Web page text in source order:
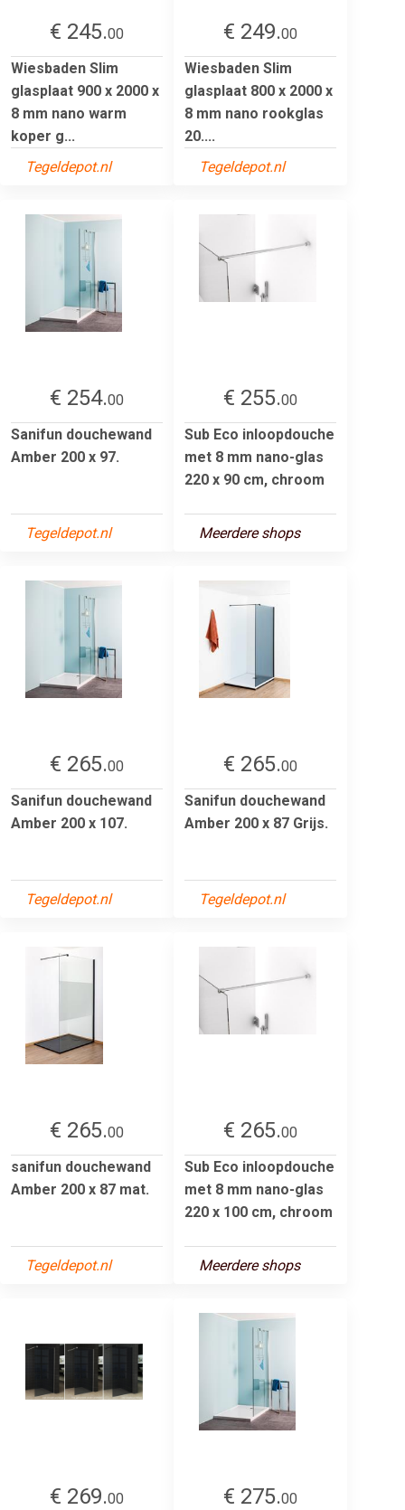
€ 245.00
Wiesbaden Slim
glasplaat 900 x 2000 x
8 mm nano warm
koper g...
Tegeldepot.nl
€ 249.00
Wiesbaden Slim
glasplaat 800 x 2000 x
8 mm nano rookglas
20....
Tegeldepot.nl
€ 254.00
Sanifun douchewand
Amber 200 x 97.
Tegeldepot.nl
€ 255.00
Sub Eco inloopdouche
met 8 mm nano-glas
220 x 90 cm, chroom
Meerdere shops
€ 265.00
Sanifun douchewand
Amber 200 x 107.
Tegeldepot.nl
€ 265.00
Sanifun douchewand
Amber 200 x 87 Grijs.
Tegeldepot.nl
€ 265.00
sanifun douchewand
Amber 200 x 87 mat.
Tegeldepot.nl
€ 265.00
Sub Eco inloopdouche
met 8 mm nano-glas
220 x 100 cm, chroom
Meerdere shops
€ 269.00
€ 275.00